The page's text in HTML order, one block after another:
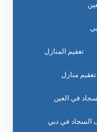
تعقيم المنازل
تعقيم منازل
في العين
السجاد في دبي